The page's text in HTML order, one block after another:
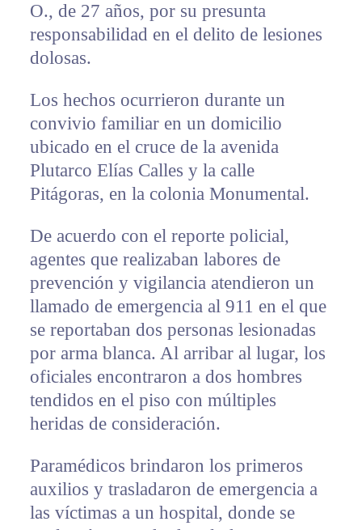
O., de 27 años, por su presunta
responsabilidad en el delito de lesiones
dolosas.
Los hechos ocurrieron durante un
convivio familiar en un domicilio
ubicado en el cruce de la avenida
Plutarco Elías Calles y la calle
Pitágoras, en la colonia Monumental.
De acuerdo con el reporte policial,
agentes que realizaban labores de
prevención y vigilancia atendieron un
llamado de emergencia al 911 en el que
se reportaban dos personas lesionadas
por arma blanca. Al arribar al lugar, los
oficiales encontraron a dos hombres
tendidos en el piso con múltiples
heridas de consideración.
Paramédicos brindaron los primeros
auxilios y trasladaron de emergencia a
las víctimas a un hospital, donde se